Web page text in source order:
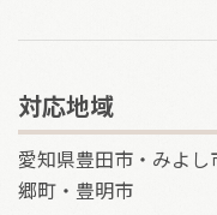
対応地域
愛知県豊田市・みよ
郷町・豊明市